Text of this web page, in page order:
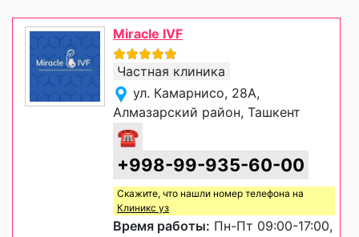
Miracle IVF
Частная клиника
ул. Камарнисо, 28А,
Алмазарский район, Ташкент
☎
+998-99-935-60-00
Скажите, что нашли номер телефона на
Клиникс уз
Время работы: Пн-Пт 09:00-17:00,